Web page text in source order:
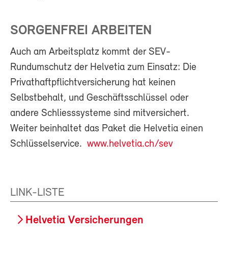
SORGENFREI ARBEITEN
Auch am Arbeitsplatz kommt der SEV-
Rundumschutz der Helvetia zum Einsatz: Die
Privathaftpflichtversicherung hat keinen
Selbstbehalt, und Geschäftsschlüssel oder
andere Schliesssysteme sind mitversichert.
Weiter beinhaltet das Paket die Helvetia einen
Schlüsselservice. www.helvetia.ch/sev
LINK-LISTE
Helvetia Versicherungen